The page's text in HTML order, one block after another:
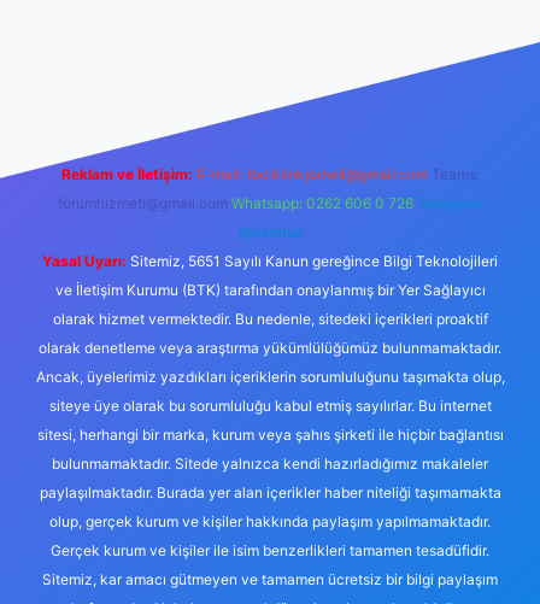
Reklam ve İletişim: E-mail: backlinkpaneli@gmail.com Teams:
forumhizmeti@gmail.com Whatsapp: 0262 606 0 726 Telegram:
@karabul
Yasal Uyarı: Sitemiz, 5651 Sayılı Kanun gereğince Bilgi Teknolojileri
ve İletişim Kurumu (BTK) tarafından onaylanmış bir Yer Sağlayıcı
olarak hizmet vermektedir. Bu nedenle, sitedeki içerikleri proaktif
olarak denetleme veya araştırma yükümlülüğümüz bulunmamaktadır.
Ancak, üyelerimiz yazdıkları içeriklerin sorumluluğunu taşımakta olup,
siteye üye olarak bu sorumluluğu kabul etmiş sayılırlar. Bu internet
sitesi, herhangi bir marka, kurum veya şahıs şirketi ile hiçbir bağlantısı
bulunmamaktadır. Sitede yalnızca kendi hazırladığımız makaleler
paylaşılmaktadır. Burada yer alan içerikler haber niteliği taşımamakta
olup, gerçek kurum ve kişiler hakkında paylaşım yapılmamaktadır.
Gerçek kurum ve kişiler ile isim benzerlikleri tamamen tesadüfidir.
Sitemiz, kar amacı gütmeyen ve tamamen ücretsiz bir bilgi paylaşım